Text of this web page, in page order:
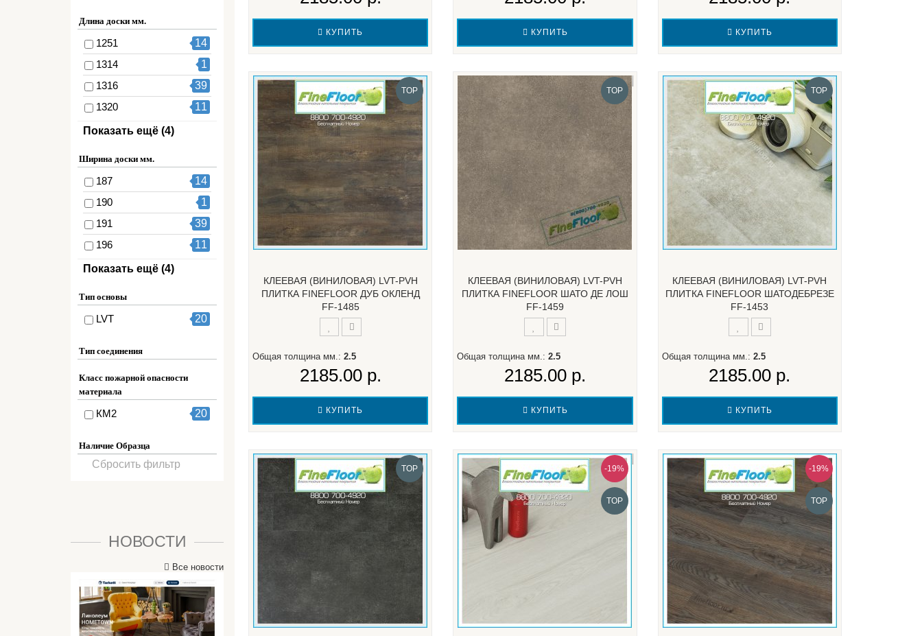
3.68
1
3.69
4
3.88
4
Длина доски мм.
1251
14
1314
1
1316
39
1320
11
1326
655
16
659
4
Показать ещё (4)
Ширина доски мм.
187
14
190
1
191
39
196
11
204
324
16
4
Показать ещё (4)
Тип основы
LVT 20
Тип соединения
Класс пожарной опасности
материала
КМ2 20
Наличие Образца
Сбросить фильтр
НОВОСТИ
Все новости
КУПИТЬ КУПИТЬ КУПИТЬ
TOP
КЛЕЕВАЯ (ВИНИЛОВАЯ) LVT-PVH
ПЛИТКА FINEFLOOR ДУБ ОКЛЕНД
FF-1485
Общая толщина мм.:2.5
2185.00 р.
КУПИТЬ
TOP
КЛЕЕВАЯ (ВИНИЛОВАЯ) LVT-PVH
ПЛИТКА FINEFLOOR ШАТО ДЕ ЛОШ
FF-1459
Общая толщина мм.:2.5
2185.00 р.
КУПИТЬ
TOP
КЛЕЕВАЯ (ВИНИЛОВАЯ) LVT-PVH
ПЛИТКА FINEFLOOR ШАТОДЕБРЕЗЕ
FF-1453
Общая толщина мм.: 2.5
2185.00 р.
КУПИТЬ
TOP -19%
TOP
-19%
TOP